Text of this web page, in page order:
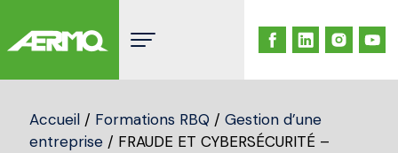
content
Accueil / Formations RBQ / Gestion d’une
entreprise / FRAUDE ET CYBERSÉCURITÉ –